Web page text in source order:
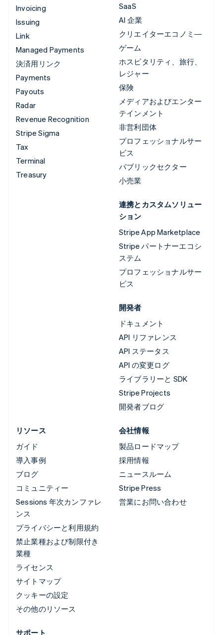
Invoicing
Issuing
Link
Managed Payments
決済用リンク
Payments
Payouts
Radar
Revenue Recognition
Stripe Sigma
Tax
Terminal
Treasury
SaaS
AI 企業
クリエイターエコノミ―
ゲーム
ホスピタリティ、旅行、
レジャー
保険
メディアおよびエンター
テインメント
非営利団体
プロフェッショナルサー
ビス
パブリックセクター
小売業
連携とカスタムソリュー
ション
Stripe App Marketplace
Stripe パートナーエコシ
ステム
プロフェッショナルサー
ビス
開発者
ドキュメント
API リファレンス
API ステータス
API の変更ログ
ライブラリーと SDK
Stripe Projects
開発者ブログ
リソース
ガイド
導入事例
ブログ
コミュニティー
Sessions 年次カンファレ
ンス
プライバシーと利用規約
禁止業種および制限付き
業種
ライセンス
サイトマップ
クッキーの設定
その他のリソース
会社情報
製品ロードマップ
採用情報
ニュースルーム
Stripe Press
営業にお問い合わせ
サポート